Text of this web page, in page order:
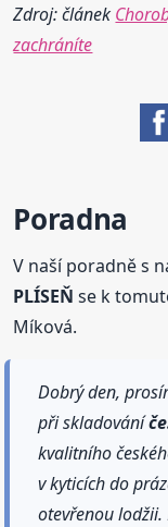
Zdroj: článek
zachráníte
Poradna
V naší poradně s
PLÍSEŇ se k
Míková.
Dobrý den,
při skladování
kvalitního
v kyticích do
otevřenou lodžii.